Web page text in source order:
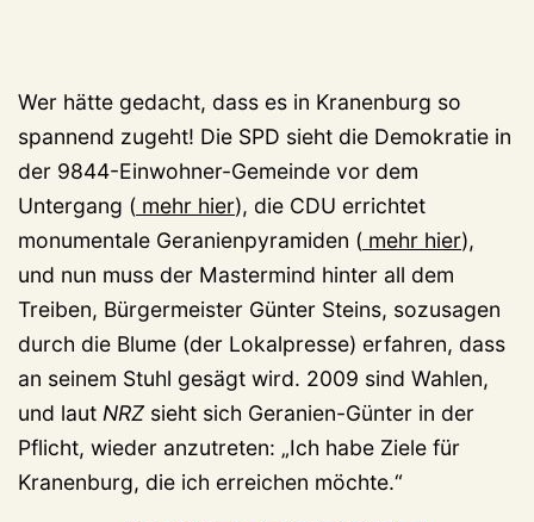
Wer hätte gedacht, dass es in Kranenburg so
spannend zugeht! Die SPD sieht die Demokratie in
der 9844-Einwohner-Gemeinde vor dem
Untergang ( mehr hier), die CDU errichtet
monumentale Geranienpyramiden ( mehr hier),
und nun muss der Mastermind hinter all dem
Treiben, Bürgermeister Günter Steins, sozusagen
durch die Blume (der Lokalpresse) erfahren, dass
an seinem Stuhl gesägt wird. 2009 sind Wahlen,
und laut NRZ sieht sich Geranien-Günter in der
Pflicht, wieder anzutreten: „Ich habe Ziele für
Kranenburg, die ich erreichen möchte.“